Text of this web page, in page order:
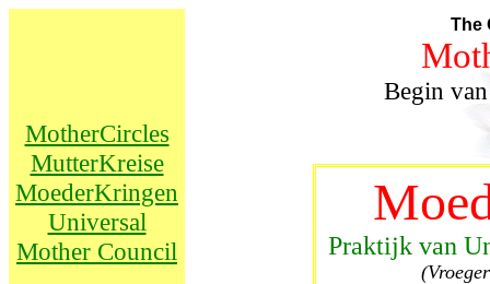
The
Begin
MotherCircles
MutterKreise
MoederKringen
Universal
Mother Council
Praktijk van